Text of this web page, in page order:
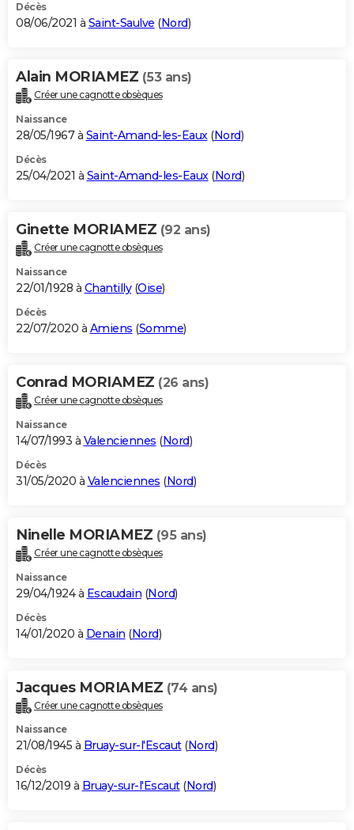
Décès
08/06/2021 à Saint-Saulve (Nord)
Alain MORIAMEZ (53 ans)
Créer une cagnotte obsèques
Naissance
28/05/1967 à Saint-Amand-les-Eaux(Nord)
Décès
25/04/2021 à Saint-Amand-les-Eaux(Nord)
Ginette MORIAMEZ (92 ans)
Créer une cagnotte obsèques
Naissance
22/01/1928 à Chantilly(Oise)
Décès
22/07/2020 à Amiens (Somme)
Conrad MORIAMEZ (26 ans)
Créer une cagnotte obsèques
Naissance
14/07/1993 à Valenciennes (Nord)
Décès
31/05/2020 à Valenciennes (Nord)
Ninelle MORIAMEZ (95 ans)
Créer une cagnotte obsèques
Naissance
29/04/1924 à Escaudain (Nord)
Décès
14/01/2020 à Denain (Nord)
Jacques MORIAMEZ (74 ans)
Créer une cagnotte obsèques
Naissance
21/08/1945 à Bruay-sur-l'Escaut(Nord)
Décès
16/12/2019 à Bruay-sur-l'Escaut(Nord)